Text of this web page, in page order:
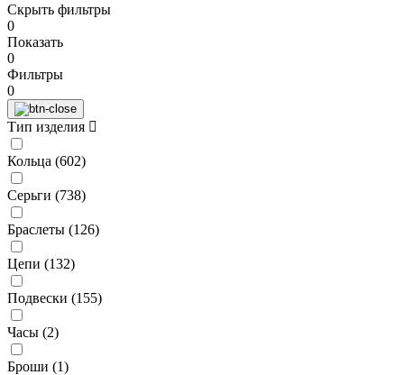
Скрыть фильтры
0
Показать
0
Фильтры
0
Тип изделия
Кольца (602)
Серьги (738)
Браслеты (126)
Цепи (132)
Подвески (155)
Часы (2)
Броши (1)